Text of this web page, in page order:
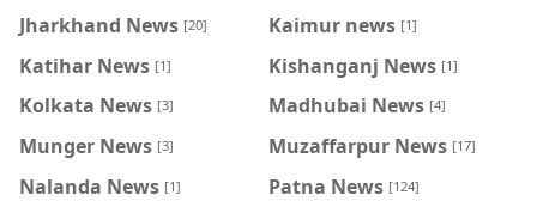
Jharkhand News [20] Kaimur news [1]
Katihar News [1] Kishanganj News [1]
Kolkata News [3] Madhubai News [4]
Munger News [3] Muzaffarpur News [17]
Nalanda News [1] Patna News [124]